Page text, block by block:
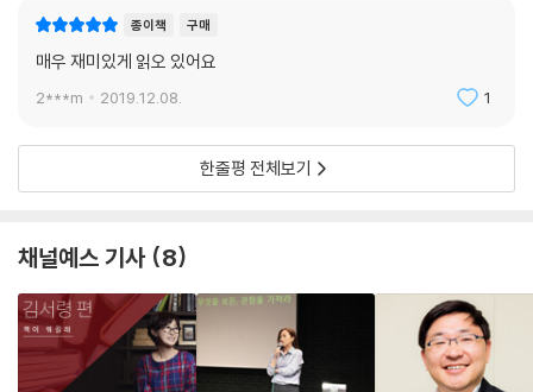
종이책 구매
매우 재미있게 읽오 있어요
2***m 2019.12.08. 1
한줄평 전체보기
채널예스 기사 8